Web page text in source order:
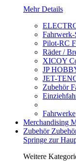
Mehr Details
Fahrwerk-
Pilot-RC
Räder /
XICOY
JP
JET-
Zubehör
Fahrwerke
Merchandising
Zubehör
Springe zur
Weitere